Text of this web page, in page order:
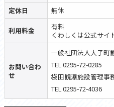
定休日
無休
利用料金
有料
くわしくは公式サイ
お問い合わ
せ
一般社団法人大子町
TEL 0295-72-0285
袋田観瀑施設管理事
TEL 0295-72-4036